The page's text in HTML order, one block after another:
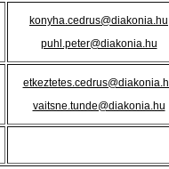
konyha.cedrus@diakonia.hu
puhl.peter@diakonia.hu
vaitsne.tunde@diakonia.hu